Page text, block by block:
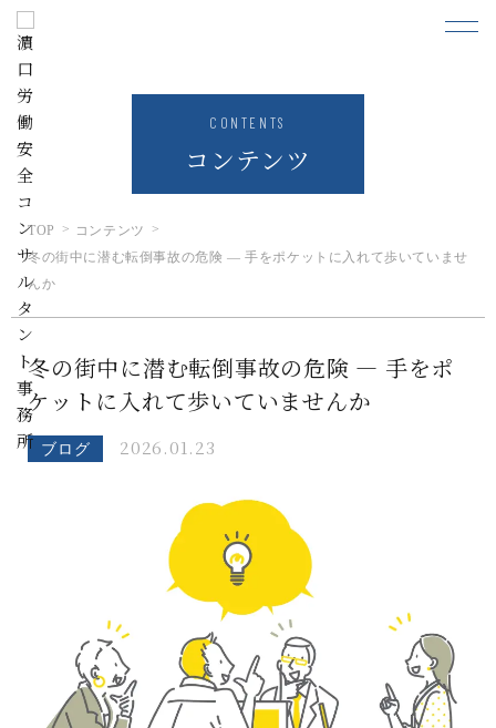
CONTENTS
コンテンツ
TOP
コンテンツ
冬の街中に潜む転倒事故の危険 ― 手をポケットに入れて歩いていませ
んか
冬の街中に潜む転倒事故の危険 ― 手をポ
ケットに入れて歩いていませんか
ブログ 2026.01.23